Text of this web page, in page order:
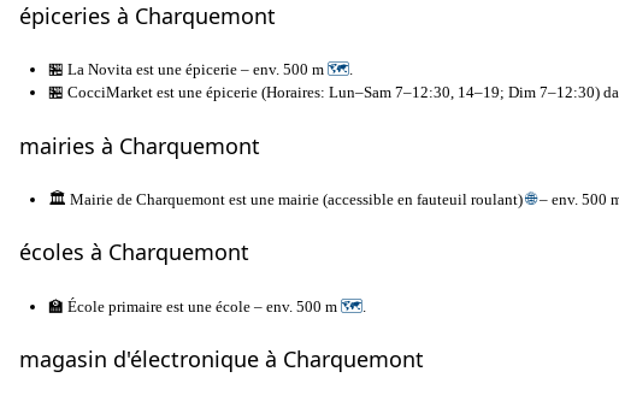
épiceries à Charquemont
🏪 La Novita est une épicerie – env. 500 m 🗺.
🏪 CocciMarket est une épicerie (Horaires: Lun–Sam 7–12:30, 14–19; Dim 7–12:30)
mairies à Charquemont
🏛️ Mairie de Charquemont est une mairie (accessible en fauteuil roulant)🌐– env. 500
écoles à Charquemont
🏫 École primaire est une école – env. 500 m 🗺
magasin d'électronique à Charquemont